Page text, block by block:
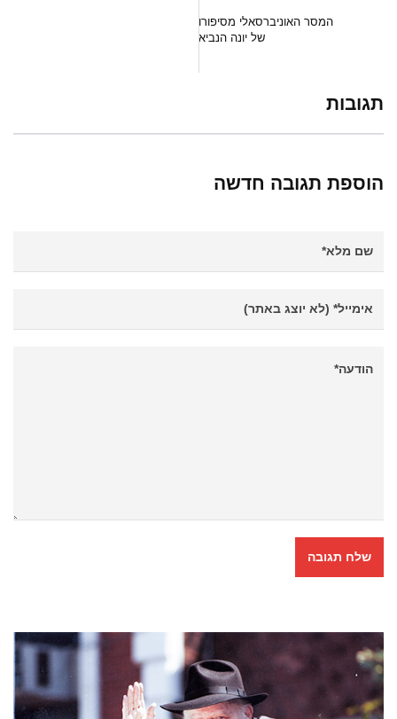
המסר האוניברסאלי מסיפורו
של יונה הנביא
תגובות
הוספת תגובה חדשה